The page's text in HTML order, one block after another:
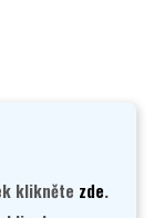
klikněte zde.